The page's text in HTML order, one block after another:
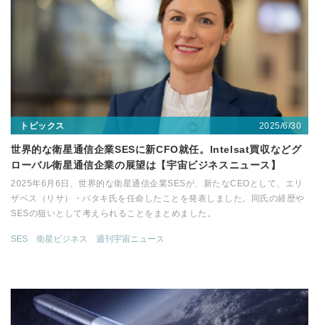
トピックス 2025/6/30
世界的な衛星通信企業SESに新CFO就任。Intelsat買収などグ
ローバル衛星通信企業の展望は【宇宙ビジネスニュース】
2025年6月6日、世界的な衛星通信企業SESが、新たなCEOとして、エリ
ザベス（リサ）・パタキ氏を任命したことを発表しました。同氏の経歴や
SESの狙いとして考えられることをまとめました。
SES 衛星ビジネス 週刊宇宙ニュース